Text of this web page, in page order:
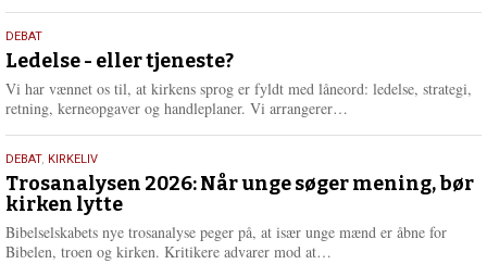
e
r
e
10.
juni
2026
DEBAT
Ledelse - eller tjeneste?
Vi har vænnet os til, at kirkens sprog er fyldt med låneord: ledelse, strategi,
retning, kerneopgaver og handleplaner. Vi arrangerer…
e
2.
juni
2026
DEBAT, KIRKELIV
Trosanalysen 2026: Når unge søger mening, bør
kirken lytte
Bibelselskabets nye trosanalyse peger på, at især unge mænd er åbne for
Bibelen, troen og kirken. Kritikere advarer mod at…